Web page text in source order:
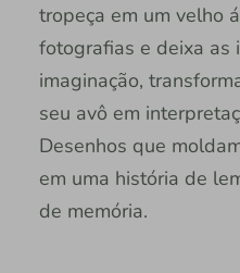
tropeça em um velho
fotografias e deixa as
imaginação,
seu avô em
Desenhos que
em uma história de
de memória.